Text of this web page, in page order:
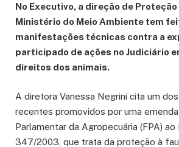
No Executivo, a direção de
Ministério do Meio Ambiente tem
manifestações técnicas contra a
participado de ações no Judiciário
direitos dos animais.
A diretora Vanessa Negrini cita um
recentes promovidos por uma
Parlamentar da Agropecuária (FPA)
347/2003, que trata da proteção à